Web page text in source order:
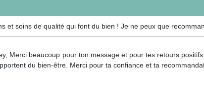
et soins de qualité qui font du bien ! Je ne peux que
Merci beaucoup pour ton message et pour tes retours
du bien-être. Merci pour ta confiance et ta